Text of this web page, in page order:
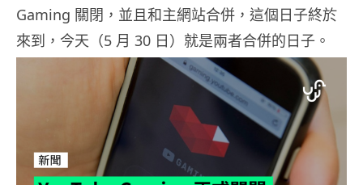
Gaming 關閉，並且和主網站合併，這個日子終於
來到，今天（5 月 30 日）就是兩者合併的日子。